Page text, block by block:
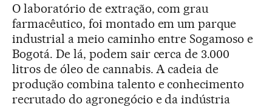
O laboratório de extração, com grau
farmacêutico, foi montado em um parque
industrial a meio caminho entre Sogamoso e
Bogotá. De lá, podem sair cerca de 3.000
litros de óleo de cannabis. A cadeia de
produção combina talento e conhecimento
recrutado do agronegócio e da indústria